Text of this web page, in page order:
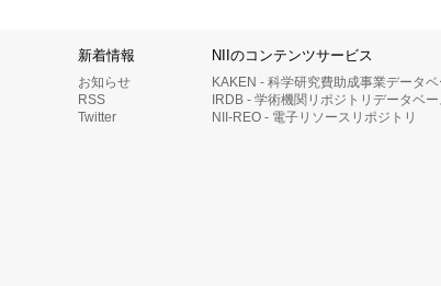
新着情報
お知らせ
RSS
Twitter
NIIのコンテンツサービス
KAKEN - 科学研究費助成事業データベ
IRDB - 学術機関リポジトリデータベー
NII-REO - 電子リソースリポジトリ